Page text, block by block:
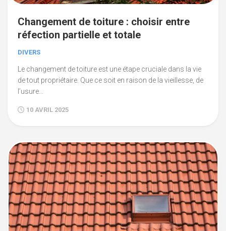
Changement de toiture : choisir entre
réfection partielle et totale
DIVERS
Le changement de toiture est une étape cruciale dans la vie
de tout propriétaire. Que ce soit en raison de la vieillesse, de
l’usure...
10 AVRIL 2025